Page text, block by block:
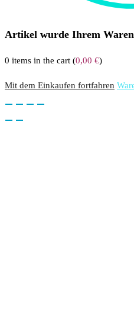
Artikel wurde Ihrem
0 items in the cart (0,00 €)
Mit dem Einkaufen fortfahren